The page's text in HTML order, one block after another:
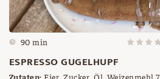
90 min
ESPRESSO GUGELHUPF
Zutaten: Eier, Zucker, Öl, Weizenmehl